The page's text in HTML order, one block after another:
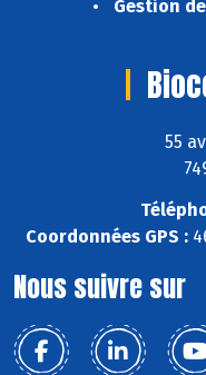
Gestion
55
Coordonnées GPS :
Nous suivre sur